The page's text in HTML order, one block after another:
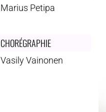
Marius Petipa
CHORÉGRAPHIE
Vasily Vainonen